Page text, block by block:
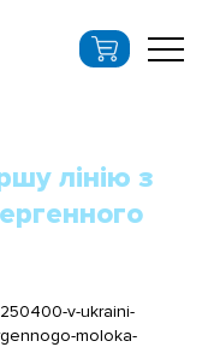
лінію з
v-ukraini-
moloka-